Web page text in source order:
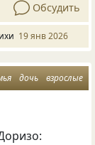
Обсудить
19 янв 2026
дочь взрослые